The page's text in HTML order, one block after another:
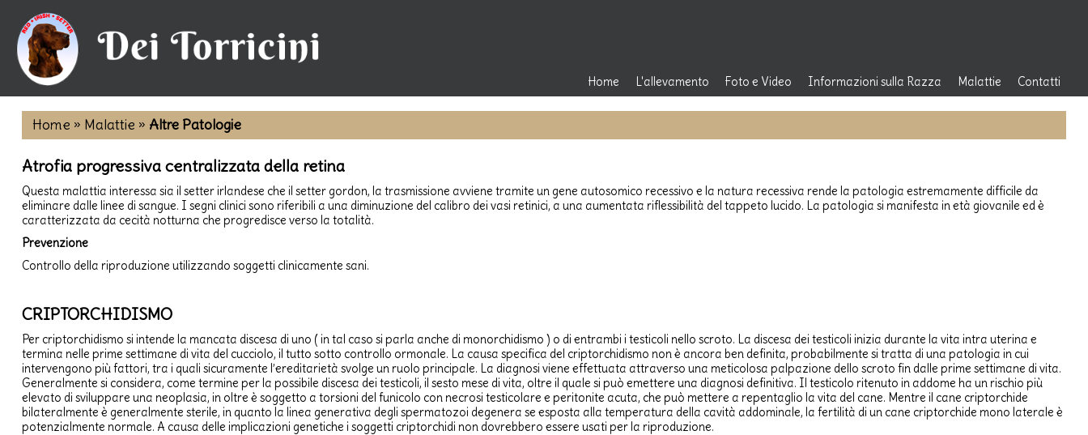
Home L'allevamento Foto e Video Informazioni sulla Razza Malattie
Altre Patologie
Conclusioni
Contatti
Informazioni
Home » Malattie » Altre Patologie
Atrofia progressiva centralizzata della retina
Questa malattia interessa sia il setter irlandese che il setter gordon, la trasmissione avviene tramite un gene autosomico recessivo e la natura recessiva rende la patologia estremamente difficile da
eliminare dalle linee di sangue. I segni clinici sono riferibili a una diminuzione del calibro dei vasi retinici, a una aumentata riflessibilità del tappeto lucido. La patologia si manifesta in età giovanile ed è
caratterizzata da cecità notturna che progredisce verso la totalità.
Prevenzione
Controllo della riproduzione utilizzando soggetti clinicamente sani.
CRIPTORCHIDISMO
Per criptorchidismo si intende la mancata discesa di uno ( in tal caso si parla anche di monorchidismo ) o di entrambi i testicoli nello scroto. La discesa dei testicoli inizia durante la vita intra uterina e
termina nelle prime settimane di vita del cucciolo, il tutto sotto controllo ormonale. La causa specifica del criptorchidismo non è ancora ben definita, probabilmente si tratta di una patologia in cui
intervengono più fattori, tra i quali sicuramente l’ereditarietà svolge un ruolo principale. La diagnosi viene effettuata attraverso una meticolosa palpazione dello scroto fin dalle prime settimane di vita.
Generalmente si considera, come termine per la possibile discesa dei testicoli, il sesto mese di vita, oltre il quale si può emettere una diagnosi definitiva. Il testicolo ritenuto in addome ha un rischio più
elevato di sviluppare una neoplasia, in oltre è soggetto a torsioni del funicolo con necrosi testicolare e peritonite acuta, che può mettere a repentaglio la vita del cane. Mentre il cane criptorchide
bilateralmente è generalmente sterile, in quanto la linea generativa degli spermatozoi degenera se esposta alla temperatura della cavità addominale, la fertilità di un cane criptorchide mono laterale è
potenzialmente normale. A causa delle implicazioni genetiche i soggetti criptorchidi non dovrebbero essere usati per la riproduzione.